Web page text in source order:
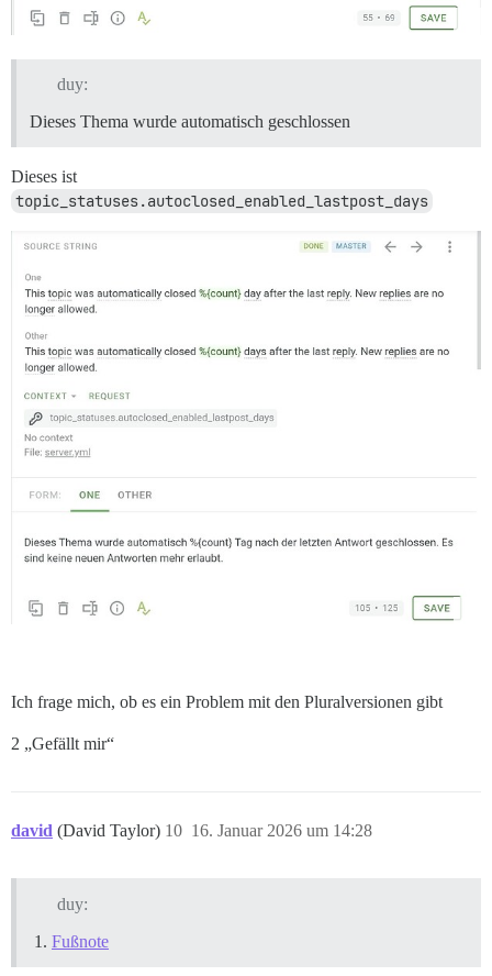
duy:
Dieses Thema wurde automatisch geschlossen
Dieses ist
topic_statuses.autoclosed_enabled_lastpost_days
Ich frage mich, ob es ein Problem mit den Pluralversionen gibt
2 „Gefällt mir“
david (David Taylor) 16. Januar 2026 um 14:28
10
duy:
Fußnote